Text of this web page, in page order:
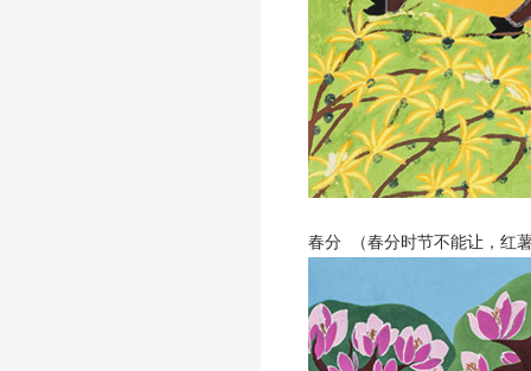
春分 （春分时节不能让，